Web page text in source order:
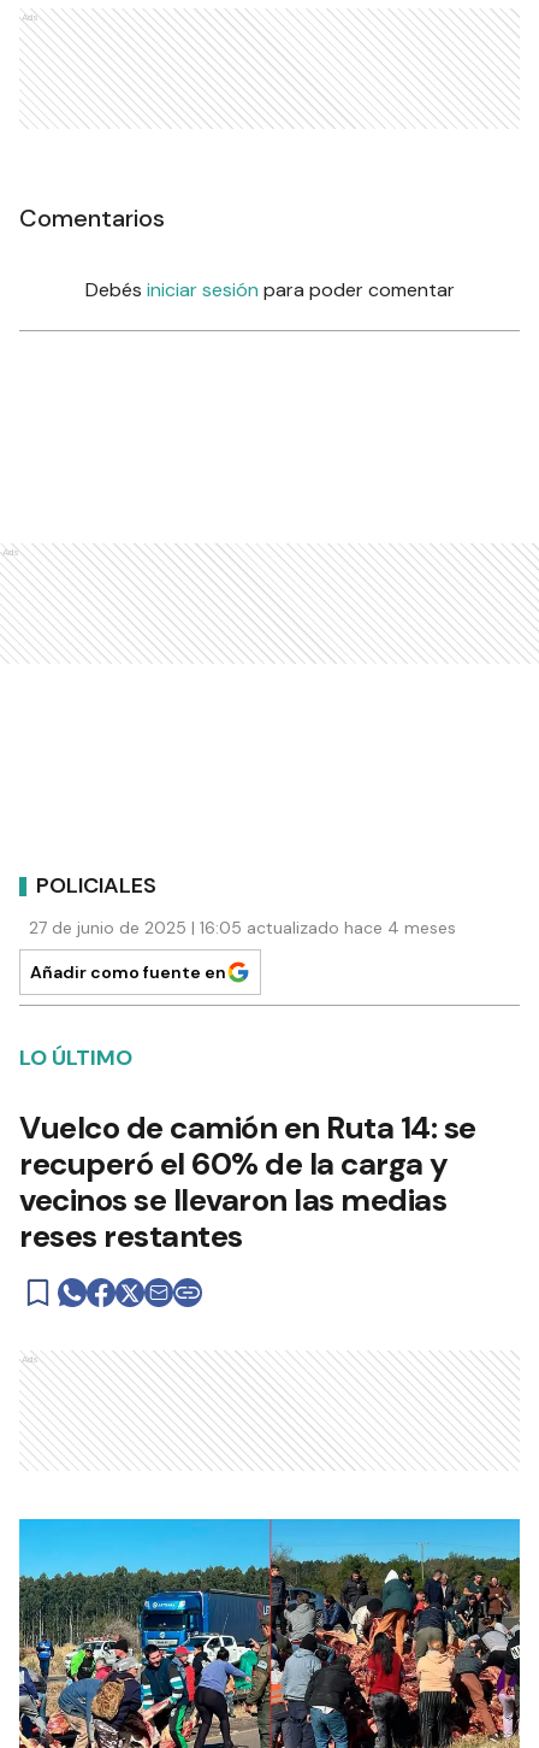
Ads
Comentarios
Debés iniciar sesión para poder comentar
Ads
POLICIALES
27 de junio de 2025 | 16:05 actualizado hace 4 meses
Añadir como fuente en
LO ÚLTIMO
Vuelco de camión en Ruta 14: se
recuperó el 60% de la carga y
vecinos se llevaron las medias
reses restantes
Ads